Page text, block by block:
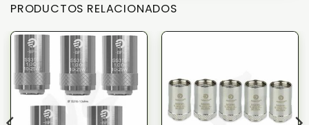
PRODUCTOS RELACIONADOS